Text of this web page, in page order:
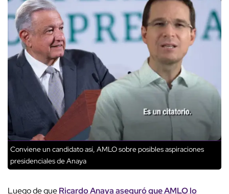
Conviene un candidato así, AMLO sobre posibles aspiraciones
presidenciales de Anaya
Luego de queRicardo Anaya aseguró que AMLO lo